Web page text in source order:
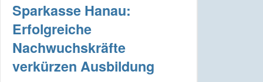
Sparkasse Hanau:
Erfolgreiche
Nachwuchskräfte
verkürzen Ausbildung